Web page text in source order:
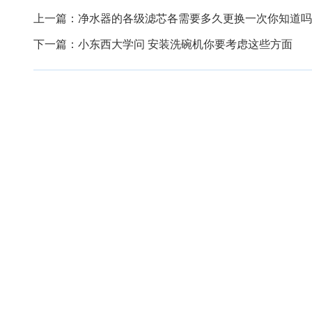
上一篇： 净水器的各级滤芯各需要多久更换一次你知道吗
下一篇： 小东西大学问 安装洗碗机你要考虑这些方面